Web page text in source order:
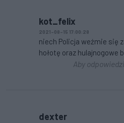
kot_felix
2021-08-15 17:00:28
niech Policja weźmie się
hołotę oraz
Aby
dexter